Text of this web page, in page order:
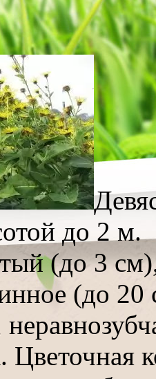
до 2 м.
(до 3
(до
Цветочная